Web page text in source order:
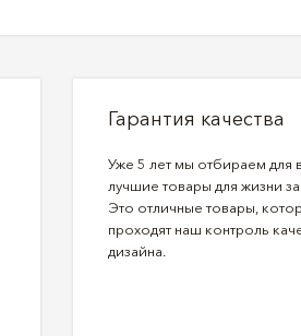
Гарантия качества
Уже 5 лет мы отбираем для
лучшие товары для жизни
Это отличные товары,
проходят наш контроль
дизайна.